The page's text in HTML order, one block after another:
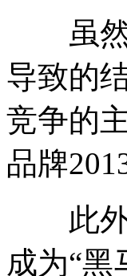
虽然
导致的
竞争的
品牌
此外
成为“黑